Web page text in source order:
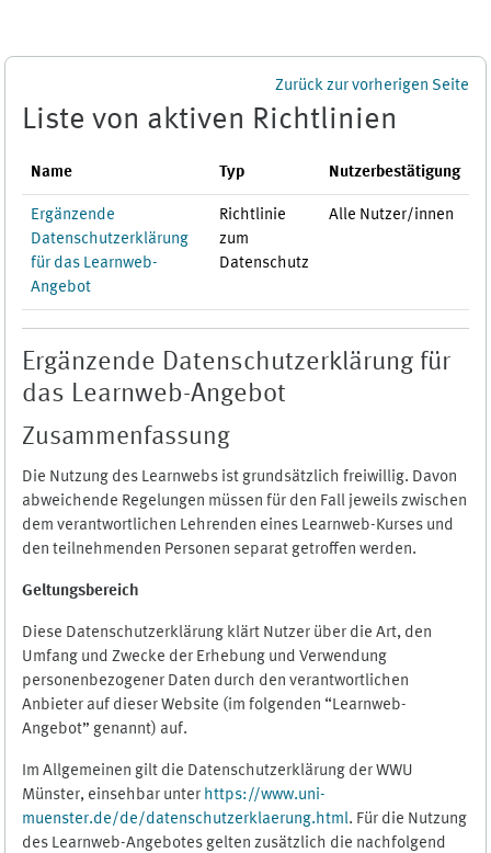
Zurück zur vorherigen Seite
Liste von aktiven Richtlinien
Name Typ Nutzerbestätigung
Ergänzende
Datenschutzerklärung
für das Learnweb-
Angebot
Richtlinie
zum
Datenschutz
Alle Nutzer/innen
Ergänzende Datenschutzerklärung für
das Learnweb-Angebot
Zusammenfassung
Die Nutzung des Learnwebs ist grundsätzlich freiwillig. Davon
abweichende Regelungen müssen für den Fall jeweils zwischen
dem verantwortlichen Lehrenden eines Learnweb-Kurses und
den teilnehmenden Personen separat getroffen werden.
Geltungsbereich
Diese Datenschutzerklärung klärt Nutzer über die Art, den
Umfang und Zwecke der Erhebung und Verwendung
personenbezogener Daten durch den verantwortlichen
Anbieter auf dieser Website (im folgenden “Learnweb-
Angebot” genannt) auf.
Im Allgemeinen gilt die Datenschutzerklärung der WWU
Münster, einsehbar unter https://www.uni-
muenster.de/de/datenschutzerklaerung.html. Für die Nutzung
des Learnweb-Angebotes gelten zusätzlich die nachfolgend